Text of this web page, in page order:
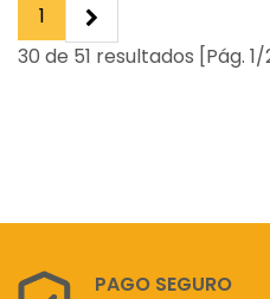
1
30 de 51 resultados [Pág. 1/
PAGO SEGURO